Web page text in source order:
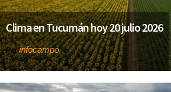
Clima en Tucumán hoy 20 julio 2026
Porinfocampo